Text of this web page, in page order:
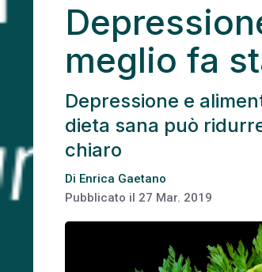
meglio fa
Depressione e
dieta sana può
chiaro
Di Enrica Gaetano
Pubblicato il 27 Mar. 2019